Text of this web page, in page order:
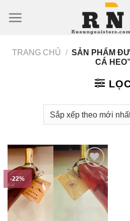
qua
dungTRANG CHỦ / SẢN PHẨM
CÁ HEO”
-22%